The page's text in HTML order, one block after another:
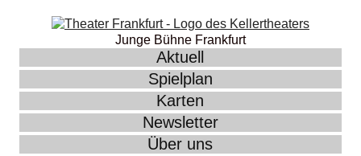
Junge Bühne Frankfurt
Aktuell
Spielplan
Karten
Newsletter
Über uns